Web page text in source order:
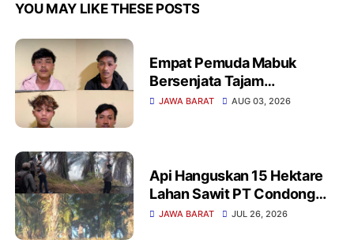
YOU MAY LIKE THESE POSTS
Empat Pemuda Mabuk
Bersenjata Tajam
Diamankan Polisi Saat
JAWA BARAT AUG 03, 2026
Api Hanguskan 15 Hektare
Lahan Sawit PT Condong
Garut, Polisi dan Damkar
JAWA BARAT JUL 26, 2026